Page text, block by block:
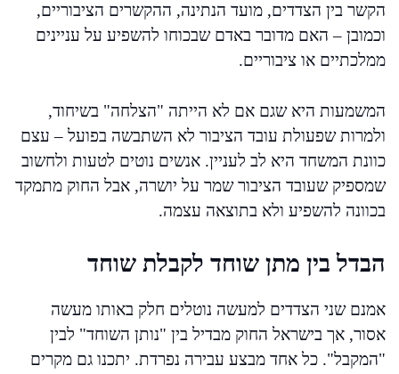
הקשר בין הצדדים, מועד הנתינה, ההקשרים הציבוריים,
וכמובן – האם מדובר באדם שבכוחו להשפיע על עניינים
ממלכתיים או ציבוריים.
המשמעות היא שגם אם לא הייתה "הצלחה" בשיחוד,
ולמרות שפעולת עובד הציבור לא השתבשה בפועל – עצם
כוונת המשחד היא לב לעניין. אנשים נוטים לטעות ולחשוב
שמספיק שעובד הציבור שמר על יושרה, אבל החוק מתמקד
בכוונה להשפיע ולא בתוצאה עצמה.
הבדל בין מתן שוחד לקבלת שוחד
אמנם שני הצדדים למעשה נוטלים חלק באותו מעשה
אסור, אך בישראל החוק מבדיל בין "נותן השוחד" לבין
"המקבל". כל אחד מבצע עבירה נפרדת. יתכנו גם מקרים